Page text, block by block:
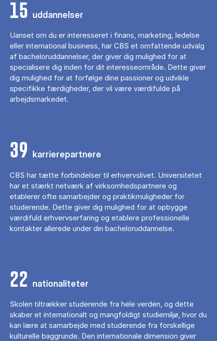
15 uddannelser
Uanset om du er interesseret i finans, marketing, ledelse
eller international business, har CBS et omfattende udvalg
af bacheloruddannelser, der giver dig mulighed for at
specialisere dig inden for dit interesseområde. Dette giver
dig mulighed for at forfølge dine passioner og udvikle
specifikke færdigheder, der vil være værdifulde på
arbejdsmarkedet.
39 karrierepartnere
CBS har tætte forbindelser til erhvervslivet. Universitetet
har et stærkt netværk af virksomhedspartnere og
etablerer ofte samarbejder og praktikmuligheder for
studerende. Dette giver dig mulighed for at opbygge
værdifuld erhvervserfaring og etablere professionelle
kontakter allerede under din bacheloruddannelse.
22 nationaliteter
Skolen tiltrækker studerende fra hele verden, og dette
skaber et internationalt og mangfoldigt studiemiljø, hvor du
kan lære at samarbejde med studerende fra forskellige
kulturelle baggrunde. Den internationale dimension giver